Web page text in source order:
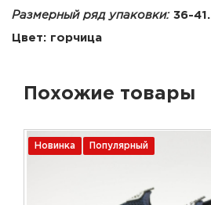
Размерный ряд упаковки: 36-41.
Цвет: горчица
Похожие товары
Новинка Популярный